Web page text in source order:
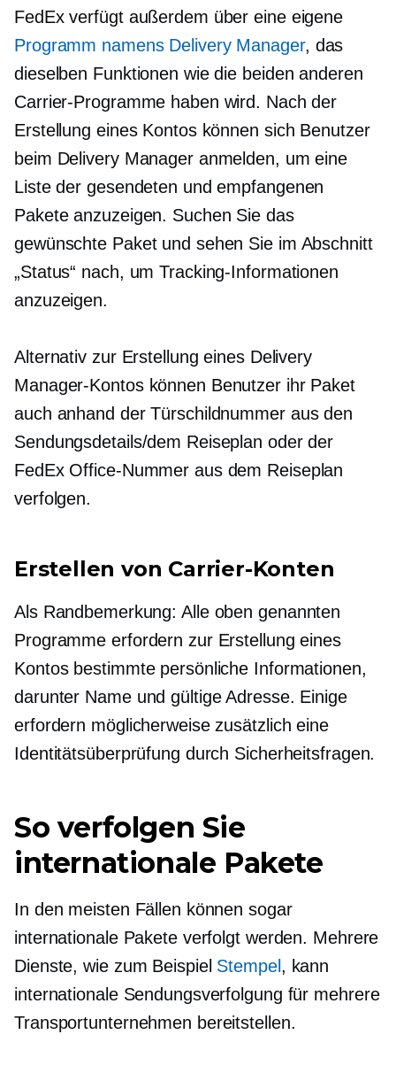
FedEx verfügt außerdem über eine eigene
Programm namens Delivery Manager, das
dieselben Funktionen wie die beiden anderen
Carrier-Programme haben wird. Nach der
Erstellung eines Kontos können sich Benutzer
beim Delivery Manager anmelden, um eine
Liste der gesendeten und empfangenen
Pakete anzuzeigen. Suchen Sie das
gewünschte Paket und sehen Sie im Abschnitt
„Status“ nach, um Tracking-Informationen
anzuzeigen.
Alternativ zur Erstellung eines Delivery
Manager-Kontos können Benutzer ihr Paket
auch anhand der Türschildnummer aus den
Sendungsdetails/dem Reiseplan oder der
FedEx Office-Nummer aus dem Reiseplan
verfolgen.
Erstellen von Carrier-Konten
Als Randbemerkung: Alle oben genannten
Programme erfordern zur Erstellung eines
Kontos bestimmte persönliche Informationen,
darunter Name und gültige Adresse. Einige
erfordern möglicherweise zusätzlich eine
Identitätsüberprüfung durch Sicherheitsfragen.
So verfolgen Sie
internationale Pakete
In den meisten Fällen können sogar
internationale Pakete verfolgt werden. Mehrere
Dienste, wie zum Beispiel Stempel , kann
internationale Sendungsverfolgung für mehrere
Transportunternehmen bereitstellen.